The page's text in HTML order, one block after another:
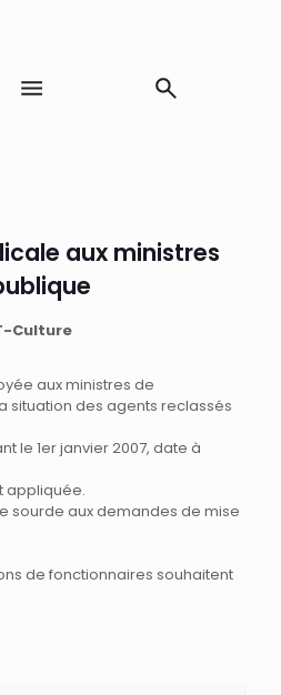
aux ministres
Culture
aux ministres de
situation des agents reclassés
le 1er janvier 2007, date à
appliquée.
sourde aux demandes de mise
de fonctionnaires souhaitent